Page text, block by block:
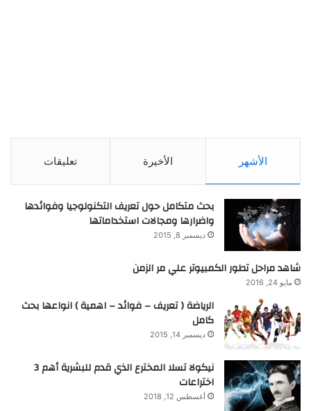
الأشهر الأخيرة تعليقات
بحث متكامل حول تعريف التكنولوجيا وفوائدها
واضرارها ومجالات استخداماتها
ديسمبر 8, 2015
شاهد مراحل تطور الكمبيوتر علي مر الزمن
مايو 24, 2016
الرياضة ( تعريف – فوائد – اهمية ) انواعها بحث
كامل
ديسمبر 14, 2015
نيكولا تسلا المخترع الذي قدم للبشرية أهم 3
اختراعات
أغسطس 12, 2018